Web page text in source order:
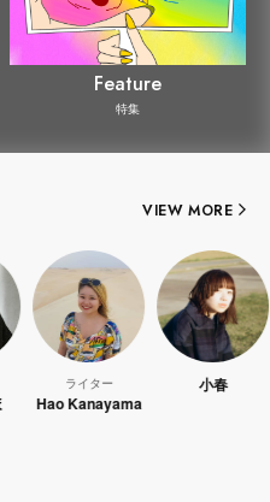
Feature
特集
VIEW MORE
ライター
Hao Kanayama